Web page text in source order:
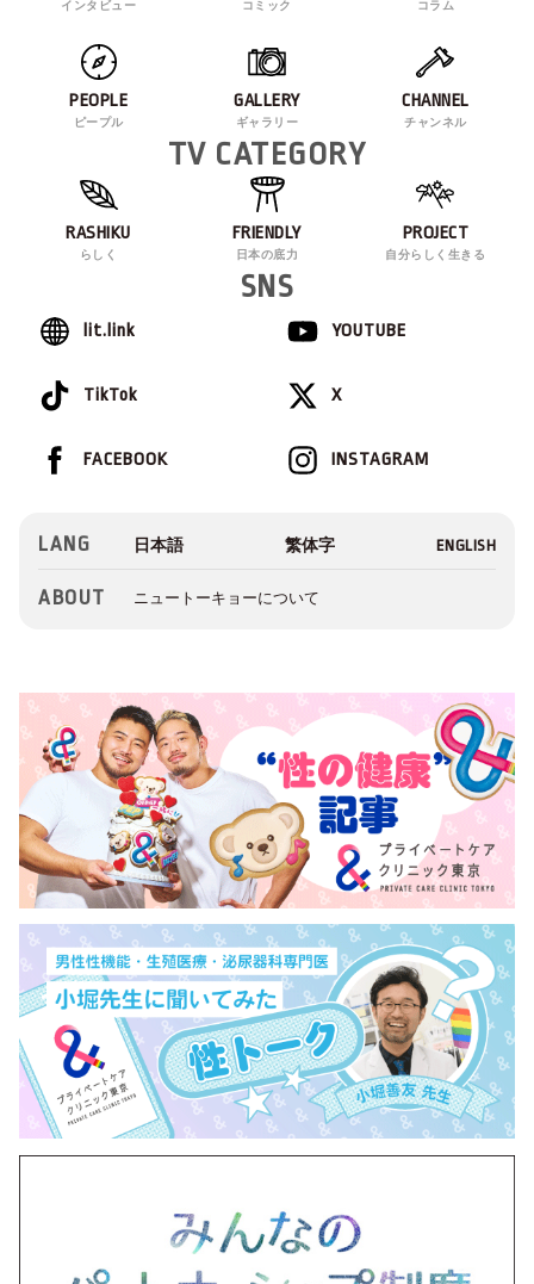
インタビュー コミック コラム
PEOPLE
ピープル
GALLERY
ギャラリー
CHANNEL
チャンネル
TV CATEGORY
RASHIKU
らしく
FRIENDLY
日本の底力
PROJECT
自分らしく生きる
SNS
lit.link YOUTUBE
TikTok X
INSTAGRAM
FACEBOOK
LANG
ABOUT ニュートーキョーについて